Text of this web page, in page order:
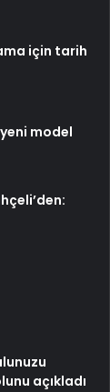
için tarih
model
açıkladı